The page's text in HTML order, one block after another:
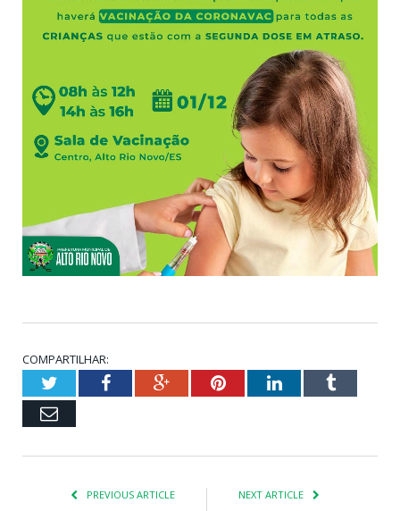
COMPARTILHAR:
TwitterFacebookGoogle+PinterestLinkedInTumblr
Email
PREVIOUS ARTICLE NEXT ARTICLE